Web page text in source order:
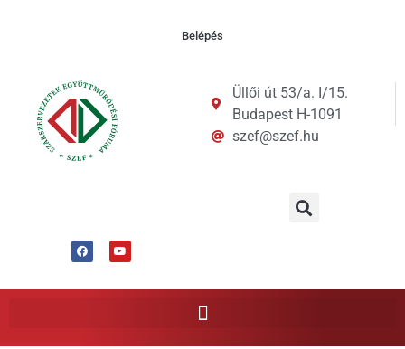
Belépés
Üllői út 53/a. I/15.
Budapest H-1091
szef@szef.hu